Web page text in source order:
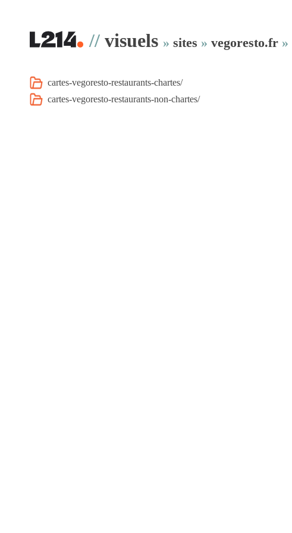
// visuels » sites » vegoresto.fr »
cartes-vegoresto-restaurants-chartes/
cartes-vegoresto-restaurants-non-chartes/